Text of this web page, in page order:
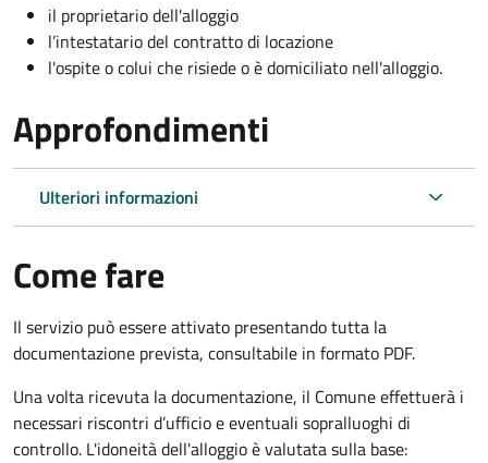
il proprietario dell'alloggio
l’intestatario del contratto di locazione
l'ospite o colui che risiede o è domiciliato nell'alloggio.
Approfondimenti
Ulteriori informazioni
Come fare
Il servizio può essere attivato presentando tutta la
documentazione prevista, consultabile in formato PDF.
Una volta ricevuta la documentazione, il Comune effettuerà i
necessari riscontri d’ufficio e eventuali sopralluoghi di
controllo. L'idoneità dell'alloggio è valutata sulla base: